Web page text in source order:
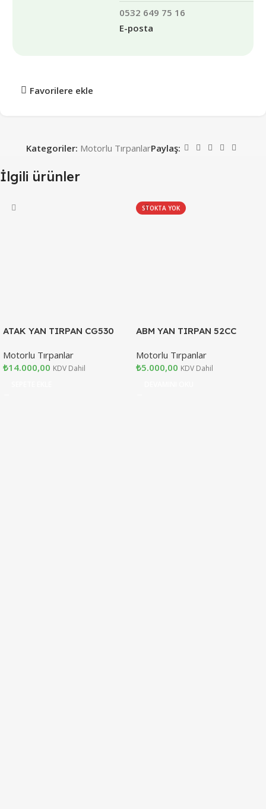
0532 649 75 16
E-posta
Favorilere ekle
Kategoriler: Motorlu TırpanlarPaylaş:
İlgili ürünler
ATAK YAN TIRPAN CG530
Motorlu Tırpanlar
₺14.000,00 KDV Dahil
STOKTA YOK
ABM YAN TIRPAN 52CC
Motorlu Tırpanlar
₺5.000,00 KDV Dahil